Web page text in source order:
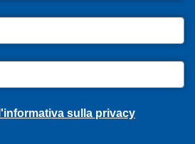
l'informativa sulla privacy